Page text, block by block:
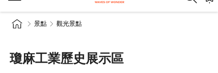
景點 觀光景點
瓊麻工業歷史展示區